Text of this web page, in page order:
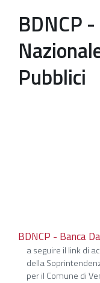
BDNCP
Pubblici
BDNCP - Banca
a seguire il link di
della
per il Comune di